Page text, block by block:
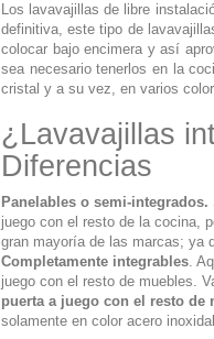
Los lavavajillas de libre
definitiva, este tipo de
colocar bajo encimera y así
sea necesario tenerlos en la
cristal y a su vez, en varios
¿Lavavajillas
Diferencias
Panelables o semi-integrados.
juego con el resto de la cocina,
gran mayoría de las marcas; ya
Completamente integrables.
juego con el resto de muebles.
puerta a juego con el resto de
solamente en color acero